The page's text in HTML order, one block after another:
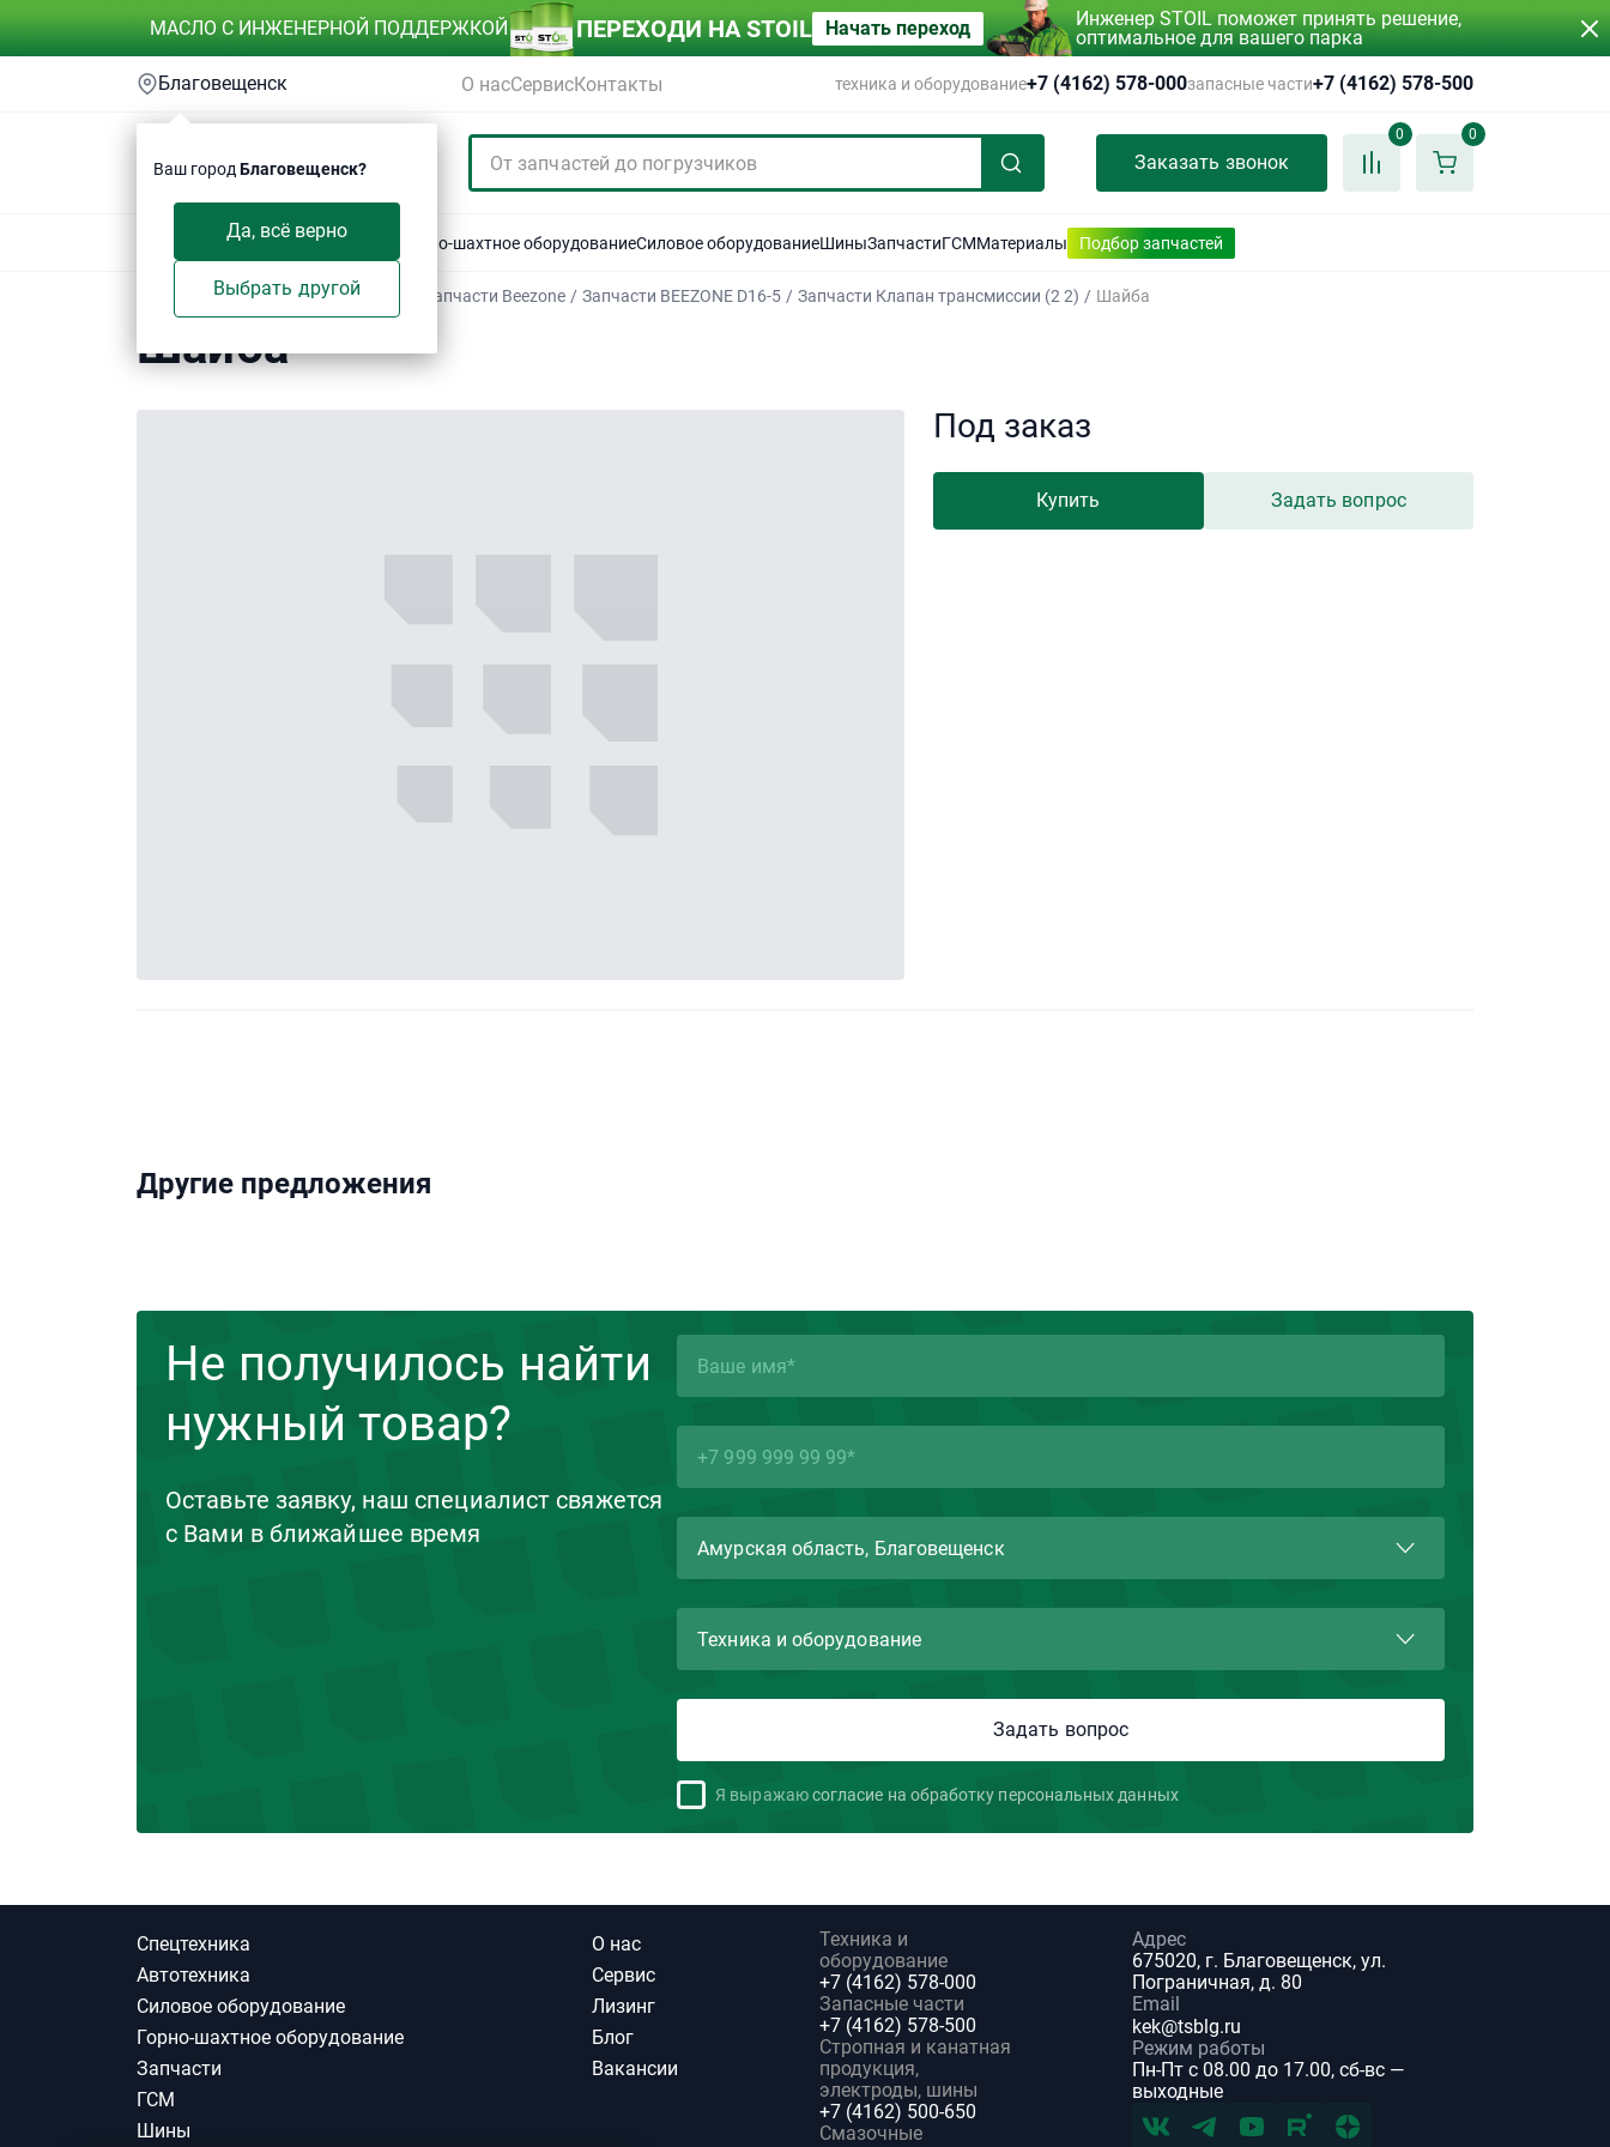
МАСЛО С ИНЖЕНЕРНОЙ ПОДДЕРЖКОЙ ПЕРЕХОДИ НА STOIL Начать переход
Инженер STOIL поможет принять решение,
оптимальное для вашего парка
Благовещенск
Ваш город Благовещенск?
Да, всё верно
Выбрать другой
О насСервисКонтакты техника и оборудование+7 (4162) 578-000запасные части+7 (4162) 578-500
Заказать звонок
0 0
СпецтехникаАвтотехника Горно-шахтное оборудованиеСиловое оборудованиеШиныЗапчастиГСММатериалы Подбор запчастей
Техсервис / Электронный каталог Запчасти Beezone / Запчасти BEEZONE D16-5 / Запчасти Клапан трансмиссии (2 2) / Шайба
Шайба
Под заказ
Купить Задать вопрос
Другие предложения
Не получилось найти
нужный товар?
Оставьте заявку, наш специалист свяжется
с Вами в ближайшее время
Я выражаюсогласие на обработку персональных данных
Спецтехника
Автотехника
Силовое оборудование
Горно-шахтное оборудование
Запчасти
ГСМ
Шины
О нас
Сервис
Лизинг
Блог
Вакансии
Техника и
оборудование
+7 (4162) 578-000
Запасные части
+7 (4162) 578-500
Стропная и канатная
продукция,
электроды, шины
+7 (4162) 500-650
Смазочные
Адрес
675020, г. Благовещенск, ул.
Пограничная, д. 80
Email
kek@tsblg.ru
Режим работы
Пн-Пт с 08.00 до 17.00, сб-вс —
выходные